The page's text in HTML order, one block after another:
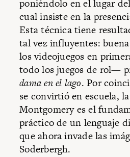
poniéndolo en el lugar
cual insiste en la
Esta técnica tiene
tal vez influyentes:
los videojuegos en
todo los juegos de rol—
dama en el lago. Por
se convirtió en escuela,
Montgomery es el
práctico de un lenguaje
que ahora invade las
Soderbergh.